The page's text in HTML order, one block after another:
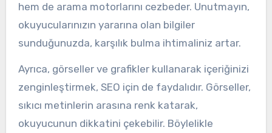
hem de arama motorlarını cezbeder. Unutmayın,
okuyucularınızın yararına olan bilgiler
sunduğunuzda, karşılık bulma ihtimaliniz artar.
Ayrıca, görseller ve grafikler kullanarak içeriğinizi
zenginleştirmek, SEO için de faydalıdır. Görseller,
sıkıcı metinlerin arasına renk katarak,
okuyucunun dikkatini çekebilir. Böylelikle